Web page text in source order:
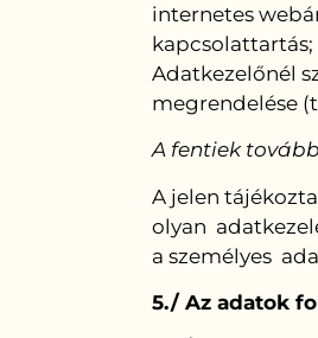
internetes
kapcsolattartás;
Adatkezelőnél
megrendelése
A fentiek
A jelen
olyan
a személyes
5./ Az adatok